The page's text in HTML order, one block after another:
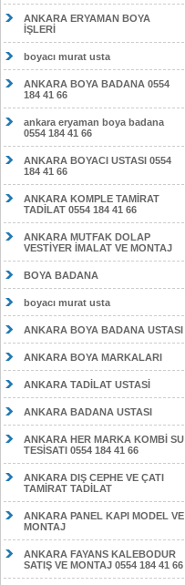
ANKARA ERYAMAN BOYA
İŞLERİ
boyacı murat usta
ANKARA BOYA BADANA 0554
184 41 66
ankara eryaman boya badana
0554 184 41 66
ANKARA BOYACI USTASI 0554
184 41 66
ANKARA KOMPLE TAMİRAT
TADİLAT 0554 184 41 66
ANKARA MUTFAK DOLAP
VESTİYER İMALAT VE MONTAJ
BOYA BADANA
boyacı murat usta
ANKARA BOYA BADANA USTASI
ANKARA BOYA MARKALARI
ANKARA TADİLAT USTASİ
ANKARA BADANA USTASI
ANKARA HER MARKA KOMBİ SU
TESİSATI 0554 184 41 66
ANKARA DIŞ CEPHE VE ÇATI
TAMİRAT TADİLAT
ANKARA PANEL KAPI MODEL VE
MONTAJ
ANKARA FAYANS KALEBODUR
SATIŞ VE MONTAJ 0554 184 41 66